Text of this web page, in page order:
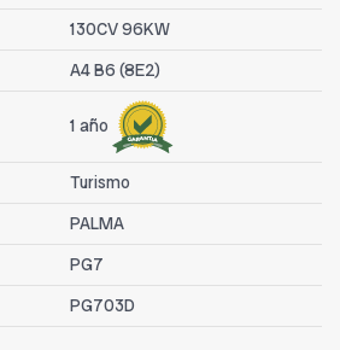
130CV 96KW
A4 B6 (8E2)
1 año
Turismo
PALMA
PG7
PG703D